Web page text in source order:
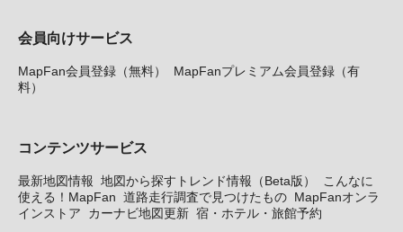
会員向けサービス
MapFan会員登録（無料）
MapFanプレミアム会員登録（有
料）
コンテンツサービス
最新地図情報 地図から探すトレンド情報（Beta版）
こんなに
使える！MapFan 道路走行調査で見つけたもの MapFanオンラ
インストア
カーナビ地図更新 宿・ホテル・旅館予約